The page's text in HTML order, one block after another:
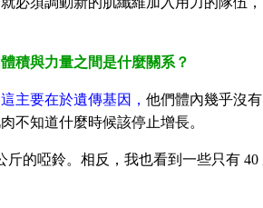
積與力量之間是什麼關系？
主要在於遺傳基因， 他們體內幾乎沒有
不知道什麼時候該停止增長。
的啞鈴。相反，我也看到一些只有